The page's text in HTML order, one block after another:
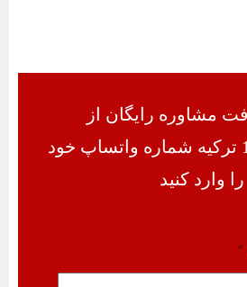
مشاوره رایگان از
کارشناسان 118 ترکیه شماره واتساپ خود
را وارد کنید
*